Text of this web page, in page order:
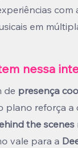
em
nessa
de presença
plano reforça a
the scenes
vale para a